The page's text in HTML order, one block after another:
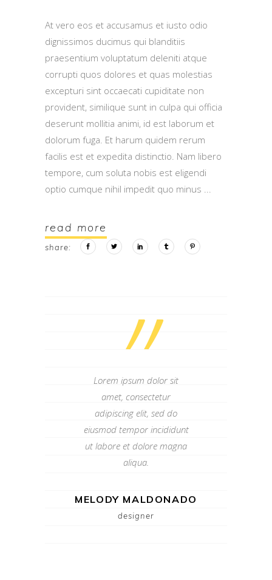
At vero eos et accusamus et iusto odio
dignissimos ducimus qui blanditiis
praesentium voluptatum deleniti atque
corrupti quos dolores et quas molestias
excepturi sint occaecati cupiditate non
provident, similique sunt in culpa qui officia
deserunt mollitia animi, id est laborum et
dolorum fuga. Et harum quidem rerum
facilis est et expedita distinctio. Nam libero
tempore, cum soluta nobis est eligendi
optio cumque nihil impedit quo minus
read more
share:
”
Lorem ipsum dolor sit
amet, consectetur
adipiscing elit, sed do
eiusmod tempor incididunt
ut labore et dolore magna
aliqua.
MELODY MALDONADO
designer